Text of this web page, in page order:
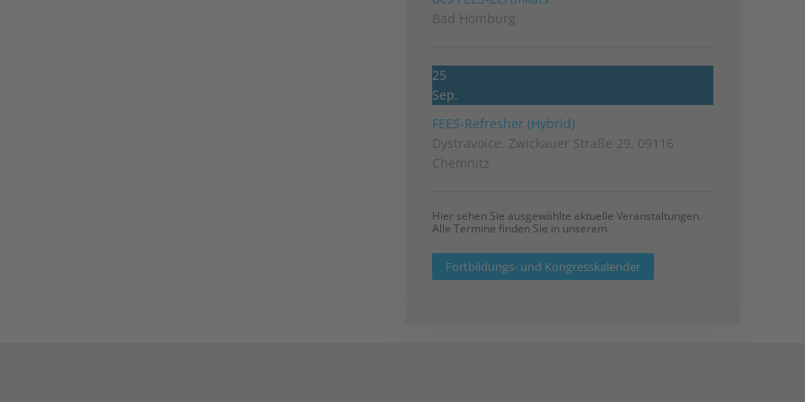
Bad Homburg
25
Sep.
FEES-Refresher (Hybrid)
Dystravoice, Zwickauer Straße 29, 09116
Chemnitz
Hier sehen Sie ausgewählte aktuelle Veranstaltungen.
Alle Termine finden Sie in unserem
Fortbildungs- und Kongresskalender